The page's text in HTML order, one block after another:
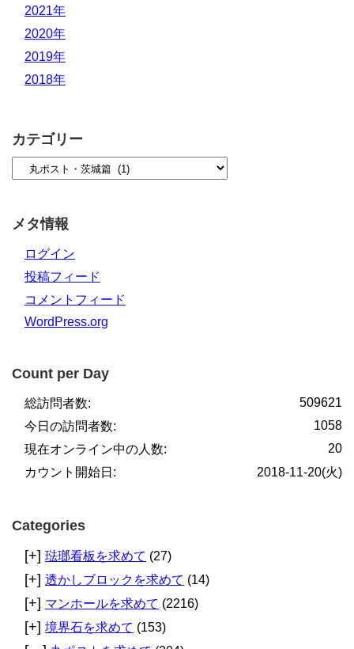
2021年
2020年
2019年
2018年
カテゴリー
メタ情報
ログイン
投稿フィード
コメントフィード
WordPress.org
Count per Day
509621
総訪問者数:
1058
今日の訪問者数:
20
現在オンライン中の人数:
2018-11-20(火)
カウント開始日:
Categories
[+] 琺瑯看板を求めて (27)
[+] 透かしブロックを求めて (14)
[+] マンホールを求めて (2216)
[+] 境界石を求めて (153)